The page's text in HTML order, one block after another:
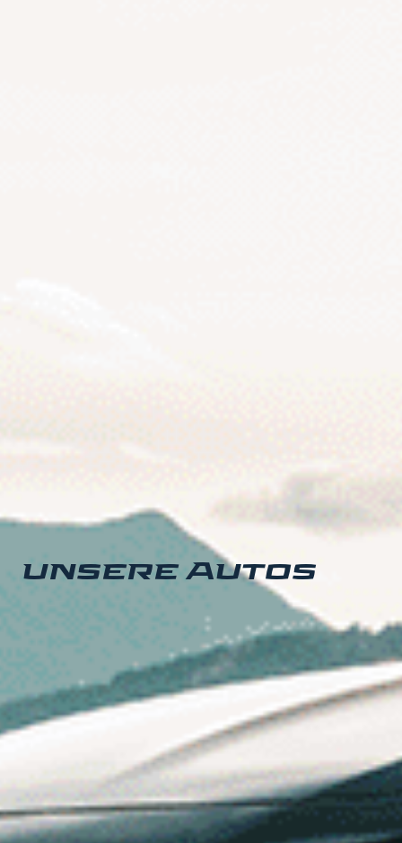
unsere Autos